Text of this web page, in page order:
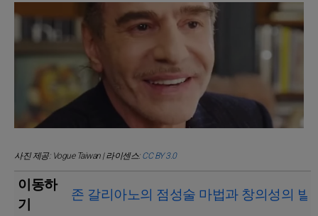
사진 제공: Vogue Taiwan | 라이센스:CC BY 3.0
이동하
기
존 갈리아노의 점성술 마법과 창의성의 발